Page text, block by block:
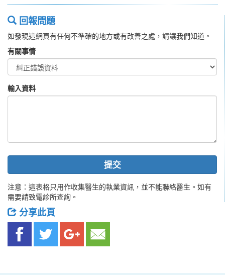
回報問題
如發現這網頁有任何不準確的地方或有改善之處，請讓我們知道。
有關事情
輸入資料
提交
注意：這表格只用作收集醫生的執業資訊，並不能聯絡醫生。如有
需要請致電診所查詢。
分享此頁